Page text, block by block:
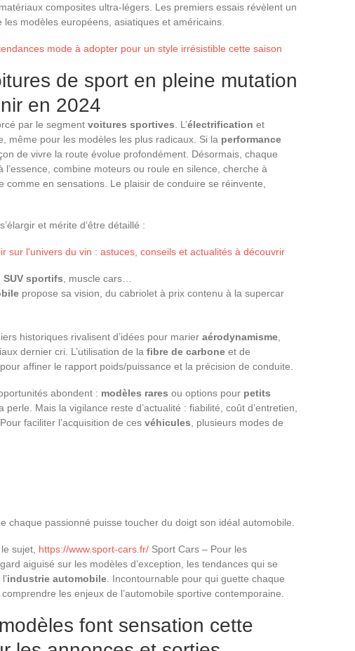
composites ultra-légers. Les premiers essais révèlent un
modèles européens, asiatiques et américains.
mode à adopter pour un style irrésistible cette saison
de sport en pleine mutation
en 2024
par le segment voitures sportives . L’électrification et
même pour les modèles les plus radicaux. Si la performance
de vivre la route évolue profondément. Désormais, chaque
l’essence, combine moteurs ou roule en silence, cherche à
comme en sensations. Le plaisir de conduire se réinvente,
et mérite d’être détaillé :
sur l'univers du vin : astuces, conseils et actualités à découvrir
SUV sportifs , muscle cars…
propose sa vision, du cabriolet à prix contenu à la supercar
historiques rivalisent d’idées pour marier aérodynamisme
dernier cri. L’utilisation de la fibre de carbone et de
affiner le rapport poids/puissance et la précision de conduite.
abondent : modèles rares ou options pour petits
perle. Mais la vigilance reste d’actualité : fiabilité, coût d’entretien,
faciliter l’acquisition de ces véhicules , plusieurs modes de
chaque passionné puisse toucher du doigt son idéal automobile.
sujet, https://www.sport-cars.fr/ Sport Cars – Pour les
aiguisé sur les modèles d’exception, les tendances qui se
industrie automobile . Incontournable pour qui guette chaque
les enjeux de l’automobile sportive contemporaine.
font sensation cette